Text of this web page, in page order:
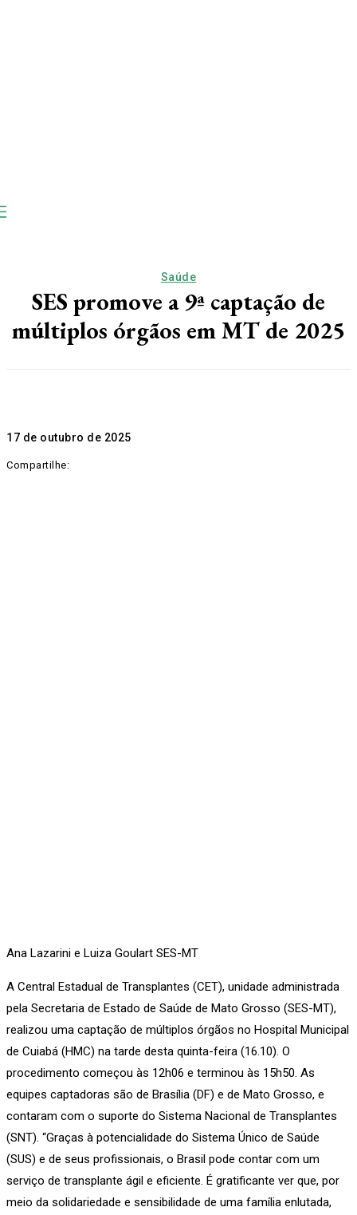
Saúde
SES promove a 9ª captação de
múltiplos órgãos em MT de 2025
17 de outubro de 2025
Compartilhe:
Ana Lazarini e Luiza Goulart SES-MT
A Central Estadual de Transplantes (CET), unidade administrada
pela Secretaria de Estado de Saúde de Mato Grosso (SES-MT),
realizou uma captação de múltiplos órgãos no Hospital Municipal
de Cuiabá (HMC) na tarde desta quinta-feira (16.10). O
procedimento começou às 12h06 e terminou às 15h50. As
equipes captadoras são de Brasília (DF) e de Mato Grosso, e
contaram com o suporte do Sistema Nacional de Transplantes
(SNT). “Graças à potencialidade do Sistema Único de Saúde
(SUS) e de seus profissionais, o Brasil pode contar com um
serviço de transplante ágil e eficiente. É gratificante ver que, por
meio da solidariedade e sensibilidade de uma família enlutada,